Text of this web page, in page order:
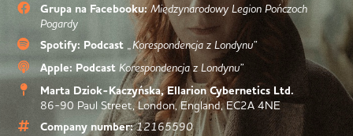
Grupa na Facebooku: Międzynarodowy Legion Pończoch
Pogardy
Spotify: Podcast „Korespondencja z Londynu”
Apple: Podcast Korespondencja z Londynu”
Marta Dziok-Kaczyńska, Ellarion Cybernetics Ltd.
86-90 Paul Street, London, England, EC2A 4NE
Company number: 12165590